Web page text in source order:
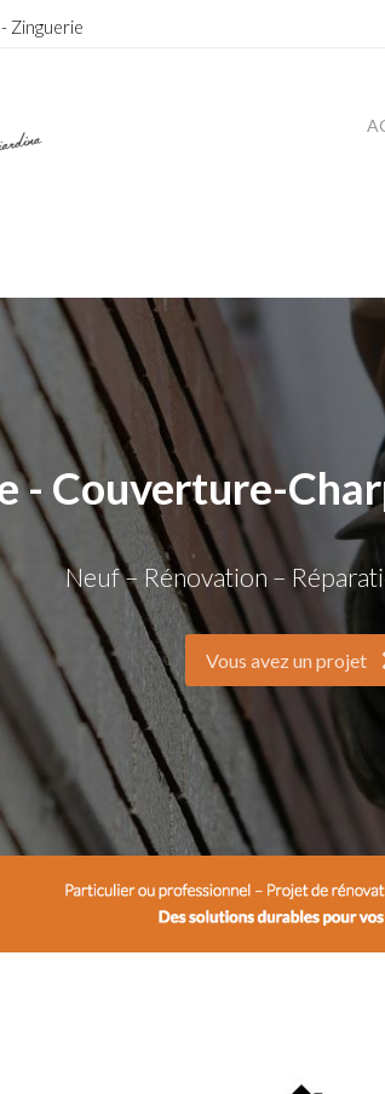
Zinguerie
- Couverture-
Neuf – Rénovation –
Vous avez un projet